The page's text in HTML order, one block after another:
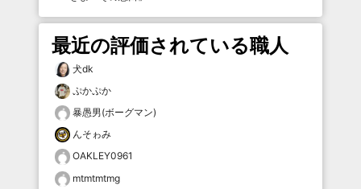
最近の評価されている職人
犬dk
ぷかぷか
暴愚男(ボーグマン)
んそゎみ
OAKLEY0961
mtmtmtmg